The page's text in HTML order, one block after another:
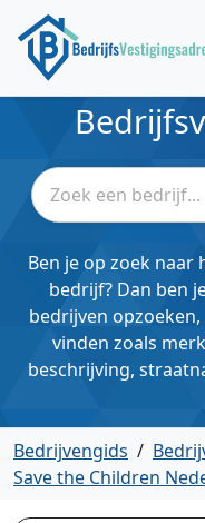
Ben je op zoek
bedrijf? Dan ben
bedrijven
vinden zoals
beschrijving,
Bedrijvengids /
Save the Children